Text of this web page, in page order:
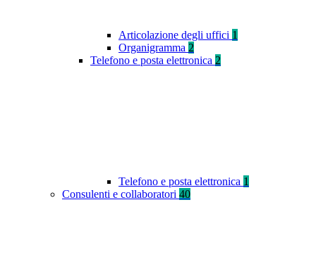
Articolazione degli uffici 1
Organigramma 2
Telefono e posta elettronica 2
Telefono e posta elettronica 1
Consulenti e collaboratori 40